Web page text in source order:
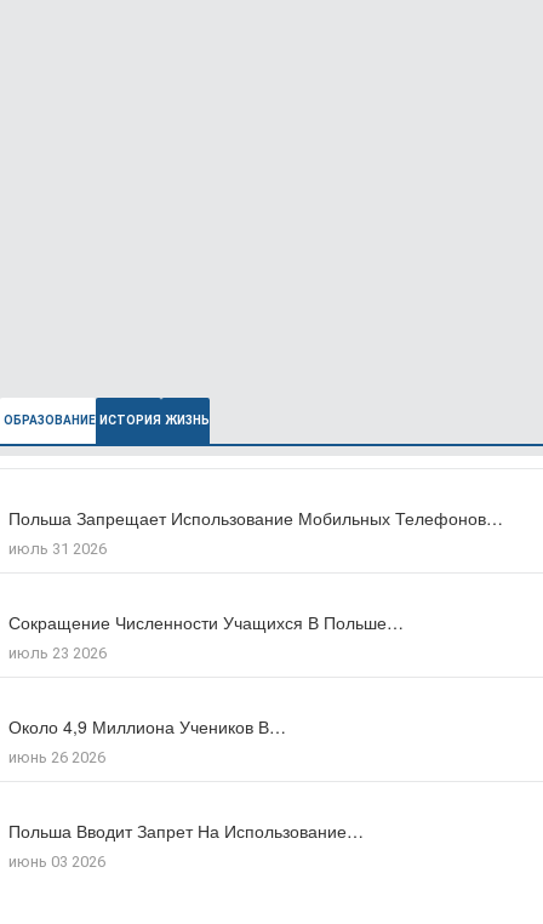
ОБРАЗОВАНИЕ ИСТОРИЯ ЖИЗНЬ
Польша Запрещает Использование Мобильных Телефонов…
июль 31 2026
Сокращение Численности Учащихся В Польше…
июль 23 2026
Около 4,9 Миллиона Учеников В…
июнь 26 2026
Польша Вводит Запрет На Использование…
июнь 03 2026
В Польше Выросла Ожидаемая Продолжительность…
июль 27 2026
Число Зарегистрированных Преступлений На Почве…
июль 17 2026
Большинство Поляков Поддерживают Сокращение Рабочего…
июль 09 2026
Число Иностранцев, Получивших Польское Гражданство…
мая 18 2026